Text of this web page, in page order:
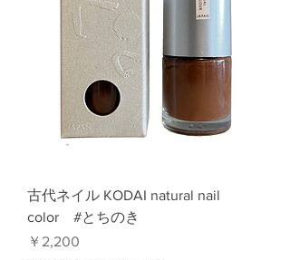
古代ネイル KODAI natural nail
color #とちのき
価格
￥2,200